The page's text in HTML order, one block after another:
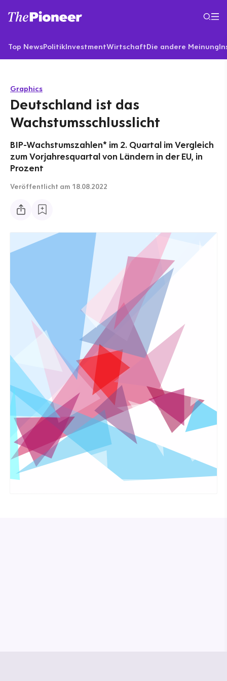
Top NewsPolitikInvestmentWirtschaftDie andere Meinung
Graphics
Deutschland ist das
Wachstumsschlusslicht
BIP-Wachstumszahlen* im 2. Quartal im Vergleich
zum Vorjahresquartal von Ländern in der EU, in
Prozent
Veröffentlicht am 18.08.2022